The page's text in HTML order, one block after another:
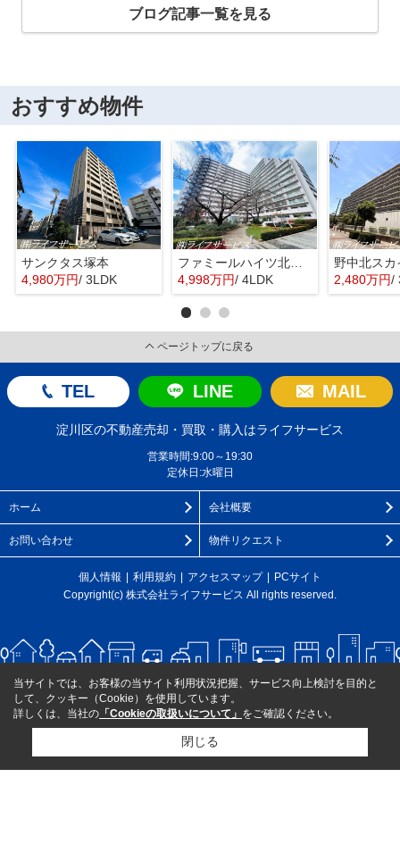
ブログ記事一覧を見る
おすすめ物件
サンクタス塚本
4,980万円/ 3LDK
ファミールハイツ北大阪４号棟
4,998万円/ 4LDK
野中北スカ
2,480万円/
ページトップに戻る
TEL LINE MAIL
淀川区の不動産売却・買取・購入はライフサービス
営業時間:9:00～19:30
定休日:水曜日
ホーム 会社概要
お問い合わせ 物件リクエスト
個人情報 利用規約 アクセスマップ
PCサイト
Copyright(c) 株式会社ライフサービス All rights reserved.
当サイトでは、お客様の当サイト利用状況把握、サービス向上検討を目的と
して、クッキー（Cookie）を使用しています。
詳しくは、当社の 「Cookieの取扱いについて」 をご確認ください。
閉じる